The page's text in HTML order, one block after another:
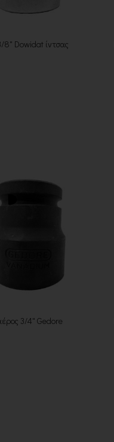
8" Dowidat ίντσας
3/4" Gedore